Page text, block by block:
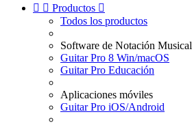
  Productos 
Todos los productos
Software de Notación Musical
Guitar Pro 8 Win/macOS
Guitar Pro Educación
Aplicaciones móviles
Guitar Pro iOS/Android